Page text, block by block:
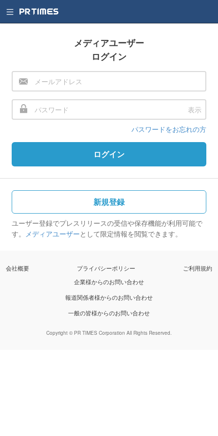
メディアユーザー
ログイン
表示
パスワードをお忘れの方
ログイン
新規登録
ユーザー登録でプレスリリースの受信や保存機能が利用可能で
す。 メディアユーザーとして限定情報を閲覧できます。
会社概要 プライバシーポリシー
ご利用規約
企業様からのお問い合わせ
報道関係者様からのお問い合わせ
一般の皆様からのお問い合わせ
Copyright © PR TIMES Corporation All Rights Reserved.